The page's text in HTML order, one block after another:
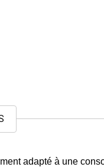
adapté à une